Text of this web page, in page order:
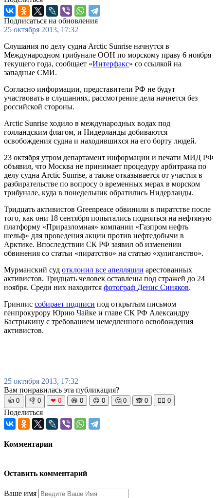
Подписаться на обновления
25 октября 2013, 17:32
Слушания по делу судна Arctic Sunrise начнутся в
Международном трибунале ООН по морскому праву 6 ноября
текущего года, сообщает «Интерфакс» со ссылкой на
западные СМИ.
Согласно информации, представители РФ не будут
участвовать в слушаниях, рассмотрение дела начнется без
российской стороны.
Arctic Sunrise ходило в международных водах под
голландским флагом, и Нидерланды добиваются
освобождения судна и находившихся на его борту людей.
23 октября утром департамент информации и печати МИД РФ
объявил, что Москва не принимает процедуру арбитража по
делу судна Arctic Sunrise, а также отказывается от участия в
разбирательстве по вопросу о временных мерах в морском
трибунале, куда в понедельник обратились Нидерланды.
Тридцать активистов Greenpeace обвинили в пиратстве после
того, как они 18 сентября попытались подняться на нефтяную
платформу «Приразломная» компании «Газпром нефть
шельф» для проведения акции против нефтедобычи в
Арктике. Впоследствии СК РФ заявил об изменении
обвинения со статьи «пиратство» на статью «хулиганство».
Мурманский суд отклонил все апелляции арестованных
активистов. Тридцать человек оставлены под стражей до 24
ноября. Среди них находится фотограф Денис Синяков.
Гринпис собирает подписи под открытым письмом
генпрокурору Юрию Чайке и главе СК РФ Александру
Бастрыкину с требованием немедленного освобождения
активистов.
25 октября 2013, 17:32
Вам понравилась эта публикация?
👍 0 👎 0 ❤ 0 😆 0 😡 0 🤔 0 🙈 0 🧘‍♀️ 0
Поделиться
Комментарии
Оставить комментарий
Ваше имя